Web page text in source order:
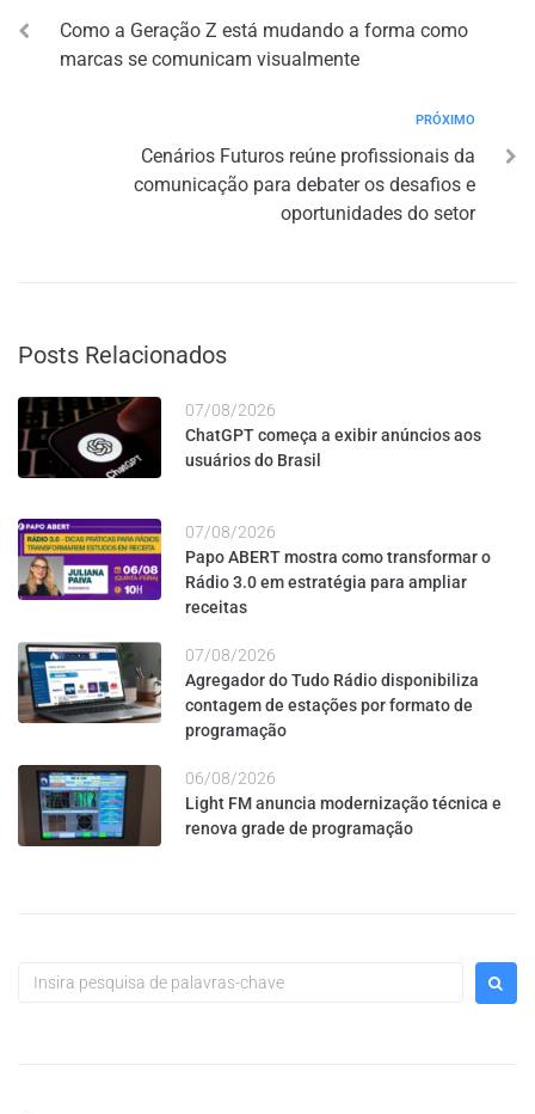
Como a Geração Z está mudando a forma como
marcas se comunicam visualmente
PRÓXIMO
Cenários Futuros reúne profissionais da
comunicação para debater os desafios e
oportunidades do setor
Posts Relacionados
07/08/2026
ChatGPT começa a exibir anúncios aos
usuários do Brasil
07/08/2026
Papo ABERT mostra como transformar o
Rádio 3.0 em estratégia para ampliar
receitas
07/08/2026
Agregador do Tudo Rádio disponibiliza
contagem de estações por formato de
programação
06/08/2026
Light FM anuncia modernização técnica e
renova grade de programação